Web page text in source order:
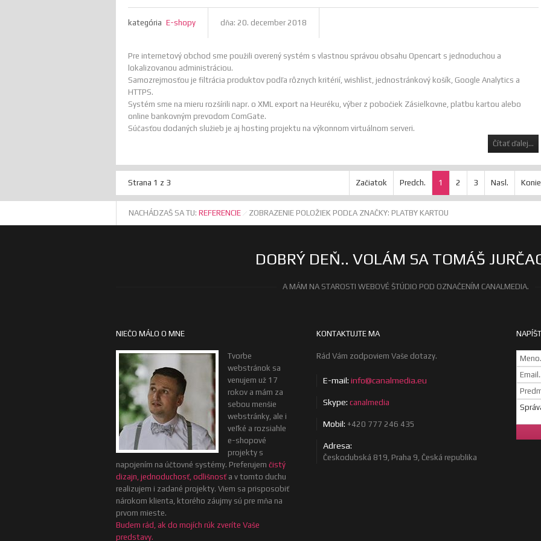
kategória E-shopy dňa: 20. december 2018
Pre internetový obchod sme použili overený systém s vlastnou správou obsahu Opencart s jednoduchou a
lokalizovanou administráciou.
Samozrejmosťou je filtrácia produktov podľa rôznych kritérií, wishlist, jednostránkový košík, Google Analytics a
HTTPS.
Systém sme na mieru rozšírili napr. o XML export na Heuréku, výber z pobočiek Zásielkovne, platbu kartou alebo
online bankovným prevodom ComGate.
Súčasťou dodaných služieb je aj hosting projektu na výkonnom virtuálnom serveri.
Čítať ďalej...
Začiatok Predch. 1 2 3 Nasl.
Strana 1 z 3
NACHÁDZAŠ SA TU: REFERENCIE ZOBRAZENIE POLOŽIEK PODĽA ZNAČKY: PLATBY KARTOU
DOBRÝ DEŇ.. VOLÁM SA TOMÁŠ
A MÁM NA STAROSTI WEBOVÉ ŠTÚDIO POD OZNAČENÍM CANALMEDIA.
NIEČO MÁLO O MNE
Tvorbe
webstránok sa
venujem už 17
rokov a mám za
sebou menšie
webstránky, ale i
veľké a rozsiahle
e-shopové
projekty s
napojením na účtovné systémy. Preferujem čistý
dizajn, jednoduchosť, odlišnosť a v tomto duchu
realizujem i zadané projekty. Viem sa prisposobiť
nárokom klienta, ktorého záujmy sú pre mňa na
prvom mieste.
Budem rád, ak do mojích rúk zveríte Vaše
predstavy.
KONTAKTUJTE MA
Rád Vám zodpoviem Vaše dotazy.
E-mail: info@canalmedia.eu
Skype: canalmedia
Mobil: +420 777 246 435
Adresa:
Českodubská 819, Praha 9, Česká republika